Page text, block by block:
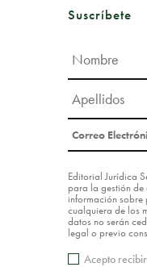
Suscríbete
Editorial Jurídica
para la gestión
información sobre
cualquiera de los
datos no serán
legal o previo
Acepto